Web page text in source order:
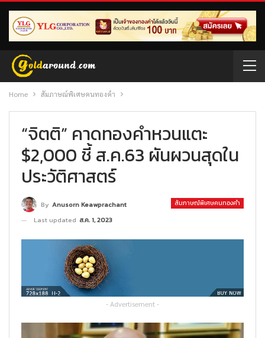
Home สัมภาษณ์พิเศษคนทองคำ
“จิตติ” คาดทองคำหวนแตะ
$2,000 ชี้ ส.ค.63 ผันผวนสุดใน
ประวัติศาสตร์
สัมภาษณ์พิเศษคนทองคำ
By Anusorn Keawprachant
Last updated ส.ค. 1, 2023
- Advertisement -